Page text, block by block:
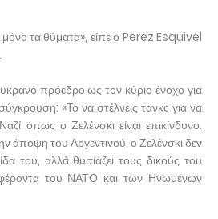
μόνο τα θύματα», είπε ο Perez Esquivel
πρόεδρο ως τον κύριο ένοχο για
«Το να στέλνεις τανκς για να
όπως ο Ζελένσκι είναι επικίνδυνο.
άποψη του Αργεντινού, ο Ζελένσκι δεν
του, αλλά θυσιάζει τους δικούς του
του ΝΑΤΟ και των Ηνωμένων